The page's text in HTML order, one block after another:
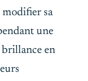
modifier sa
une
brillance en